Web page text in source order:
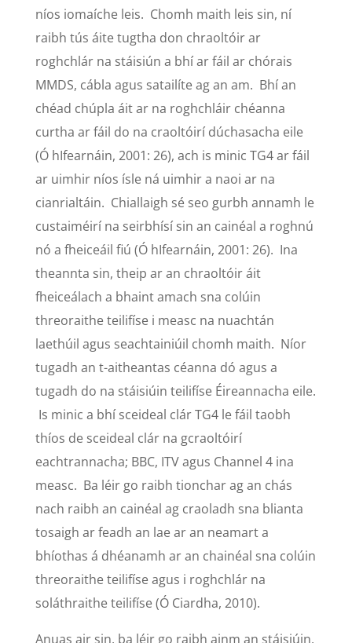
níos iomaíche leis. Chomh maith leis sin, ní
raibh tús áite tugtha don chraoltóir ar
roghchlár na stáisiún a bhí ar fáil ar chórais
MMDS, cábla agus satailíte ag an am. Bhí an
chéad chúpla áit ar na roghchláir chéanna
curtha ar fáil do na craoltóirí dúchasacha eile
(Ó hIfearnáin, 2001: 26), ach is minic TG4 ar fáil
ar uimhir níos ísle ná uimhir a naoi ar na
cianrialtáin. Chiallaigh sé seo gurbh annamh le
custaiméirí na seirbhísí sin an cainéal a roghnú
nó a fheiceáil fiú (Ó hIfearnáin, 2001: 26). Ina
theannta sin, theip ar an chraoltóir áit
fheiceálach a bhaint amach sna colúin
threoraithe teilifíse i measc na nuachtán
laethúil agus seachtainiúil chomh maith. Níor
tugadh an t-aitheantas céanna dó agus a
tugadh do na stáisiúin teilifíse Éireannacha eile.
Is minic a bhí sceideal clár TG4 le fáil taobh
thíos de sceideal clár na gcraoltóirí
eachtrannacha; BBC, ITV agus Channel 4 ina
measc. Ba léir go raibh tionchar ag an chás
nach raibh an cainéal ag craoladh sna blianta
tosaigh ar feadh an lae ar an neamart a
bhíothas á dhéanamh ar an chainéal sna colúin
threoraithe teilifíse agus i roghchlár na
soláthraithe teilifíse (Ó Ciardha, 2010).
Anuas air sin, ba léir go raibh ainm an stáisiúin,